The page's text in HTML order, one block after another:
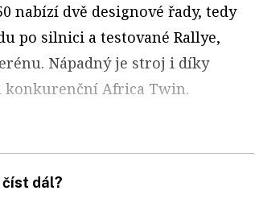
nabízí dvě designové řady, tedy
po silnici a testované Rallye,
Nápadný je stroj i díky
konkurenční Africa Twin.
dál?